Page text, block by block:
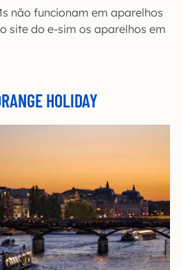
não funcionam em aparelhos
site do e-sim os aparelhos em
HOLIDAY